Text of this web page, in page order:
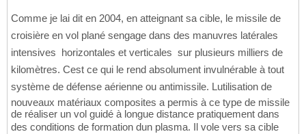
Comme je lai dit en 2004, en atteignant sa cible, le missile de
croisière en vol plané sengage dans des manuvres latérales
intensives  horizontales et verticales  sur plusieurs milliers de
kilomètres. Cest ce qui le rend absolument invulnérable à tout
système de défense aérienne ou antimissile. Lutilisation de
nouveaux matériaux composites a permis à ce type de missile
de réaliser un vol guidé à longue distance pratiquement dans
des conditions de formation dun plasma. Il vole vers sa cible